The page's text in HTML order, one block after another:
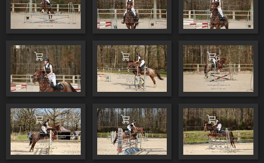
Ajouter au panier Ajouter au panier Ajouter au
Ajouter au panier Ajouter au panier Ajouter au